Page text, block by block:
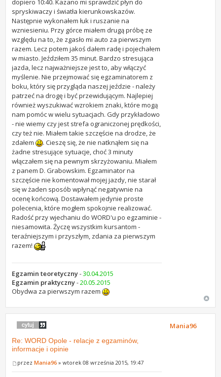
dopiero 10:40. Kazano mi sprawdzić płyn do
spryskiwaczy i światła kierunkowskazów.
Następnie wykonałem łuk i ruszanie na
wzniesieniu. Przy górce miałem drugą próbę ze
względu na to, że zgasło mi auto za pierwszym
razem. Lecz potem jakoś dałem radę i pojechałem
w miasto. Jeździłem 35 minut. Bardzo stresująca
jazda, lecz najważniejsze jest to, aby włączyć
myślenie. Nie przejmować się egzaminatorem z
boku, który się przygląda naszej jeździe - należy
patrzeć na drogę i być przewidującym. Najlepiej
również wyszukiwać wzrokiem znaki, które mogą
nam pomóc w wielu sytuacjach. Gdy przykładowo
- nie wiemy czy jest strefa ograniczonej prędkości,
czy też nie. Miałem takie szczęście na drodze, że
zdałem
. Cieszę się, że nie natknąłem się na
żadne stresujące sytuacje, choć 3 minuty
włączałem się na pewnym skrzyżowaniu. Miałem
z panem D. Grabowskim. Egzaminator na
szczęście nie komentował mojej jazdy, nie starał
się w żaden sposób wpłynąć negatywnie na
ocenę końcową. Dostawałem jedynie proste
polecenia, które mogłem spokojnie realizować.
Radość przy wjechaniu do WORD'u po egzaminie -
niesamowita. Życzę wszystkim kursantom -
teraźniejszym i przyszłym, zdania za pierwszym
razem!
Egzamin teoretyczny-30.04.2015
Egzamin praktyczny-20.05.2015
Obydwa za pierwszym razem
Re: WORD Opole - relacje z egzaminów,
informacje i opinie
przezMania96 » wtorek 08 września 2015, 19:47
Mania96